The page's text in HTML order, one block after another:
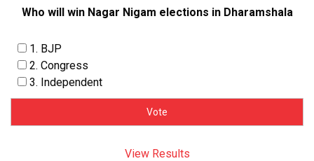
Who will win Nagar Nigam elections in Dharamshala
1. BJP
2. Congress
3. Independent
View Results